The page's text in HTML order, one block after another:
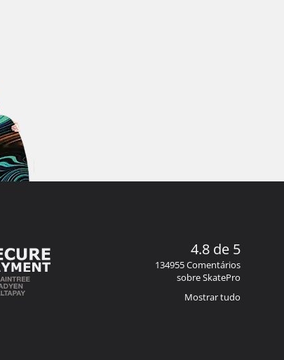
4.8 de 5
134955 Comentários
sobre SkatePro
Mostrar tudo